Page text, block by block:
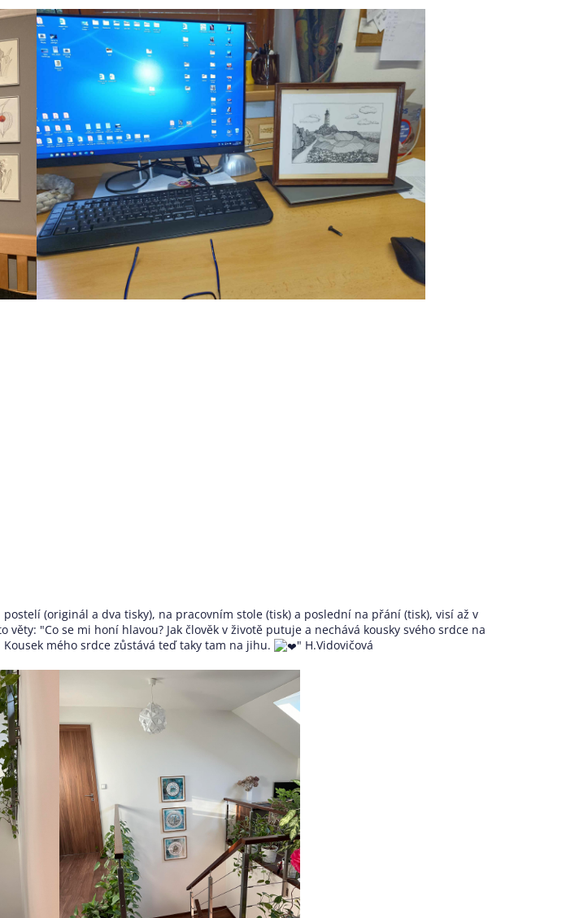
(originál a dva tisky), na pracovním stole (tisk) a poslední na přání (tisk), visí až v
věty: "Co se mi honí hlavou? Jak člověk v životě putuje a nechává kousky svého srdce na
mého srdce zůstává teď taky tam na jihu.
" H.Vidovičová